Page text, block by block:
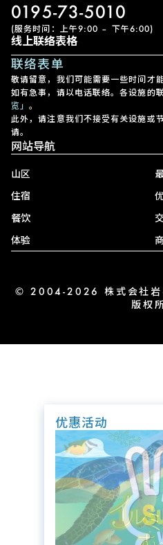
0195-73-5010
(服务时间：上午9:00 – 下午6:00)
线上联络表格
联络表单
敬请留意，我们可能需要一些时间才
如有急事，请以电话联络。各设施的
览」。
此外，请注意我们不接受有关设施或
请。
网站导航
山区
住宿
餐饮
体验
© 2004-2026 株式会社岩
版权
优惠活动